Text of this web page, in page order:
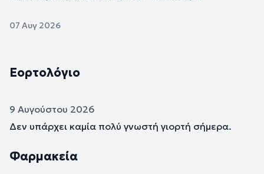
07 Αυγ 2026
Εορτολόγιο
9 Αυγούστου 2026
Δεν υπάρχει καμία πολύ γνωστή γιορτή σήμερα.
Φαρμακεία